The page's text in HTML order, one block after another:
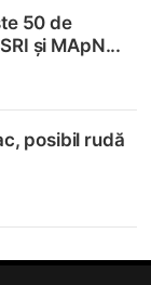
50 de
și MApN...
posibil rudă